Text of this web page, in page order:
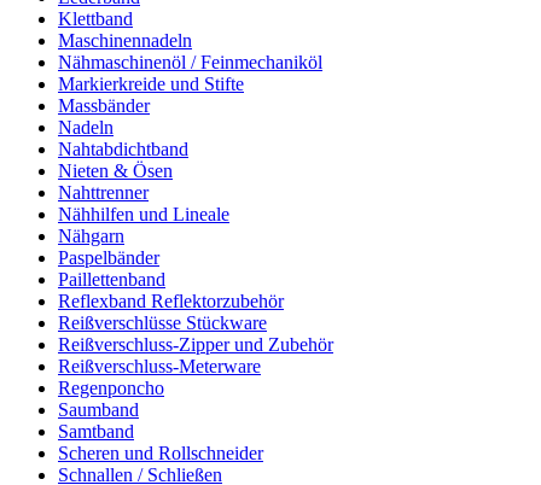
Klettband
Maschinennadeln
Nähmaschinenöl / Feinmechaniköl
Markierkreide und Stifte
Massbänder
Nadeln
Nahtabdichtband
Nieten & Ösen
Nahttrenner
Nähhilfen und Lineale
Nähgarn
Paspelbänder
Paillettenband
Reflexband Reflektorzubehör
Reißverschlüsse Stückware
Reißverschluss-Zipper und Zubehör
Reißverschluss-Meterware
Regenponcho
Saumband
Samtband
Scheren und Rollschneider
Schnallen / Schließen